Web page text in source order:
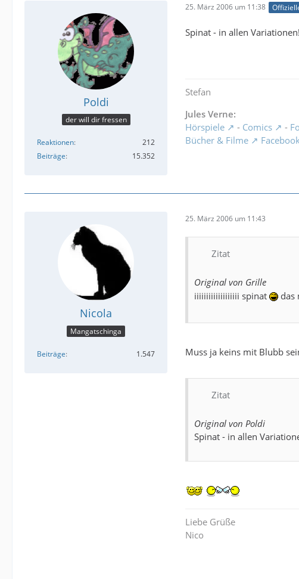
Poldi
der will dir fressen
Reaktionen
212
Beiträge
15.352
25. März 2006 um 11:38
Spinat - in allen Variationen!
Stefan
Jules Verne:
Hörspiele
- Comics -
Bücher & Filme
Nicola
Mangatschinga
Beiträge 1.547
25. März 2006 um 11:43
Zitat
Original von Grille
iiiiiiiiiiiiiiiiiii spinat
das
Muss ja keins mit Blubb
Zitat
Original von Poldi
Spinat - in allen
Liebe Grüße
Nico